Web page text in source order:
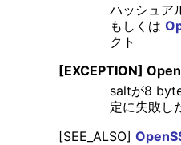
ハッシュア
もしくは
クト
[EXCEPTION]
saltが8
定に失敗し
[SEE_ALSO]